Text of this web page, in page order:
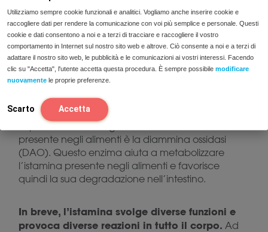
Utilizziamo sempre cookie funzionali e analitici. Vogliamo anche inserire cookie e
raccogliere dati per rendere la comunicazione con voi più semplice e personale. Questi
cookie e dati consentono a noi e a terzi di tracciare e raccogliere il vostro
comportamento in Internet sul nostro sito web e altrove. Ciò consente a noi e a terzi di
adattare il nostro sito web, le pubblicità e le comunicazioni ai vostri interessi. Facendo
clic su "Accetta", l'utente accetta questa procedura. È sempre possibile modificare
nuovamente le proprie preferenze.
Scarto Accetta
Ipersensibilità all’istamina
In caso di ipersensibilità all’istamina non si verifica
una reazione allergica. In caso di ipersensibilità,
infatti, il problema risiede nella degradazione
dell’istamina nell’intestino. Se l’istamina non viene
degradata correttamente nell’intestino, può
accumularsi nell’organismo. Un enzima
importante nella degradazione dell’istamina
presente negli alimenti è la diammina ossidasi
(DAO). Questo enzima aiuta a metabolizzare
l’istamina presente negli alimenti e favorisce
quindi la sua degradazione nell’intestino.
In breve, l’istamina svolge diverse funzioni e
provoca diverse reazioni in tutto il corpo. Ad